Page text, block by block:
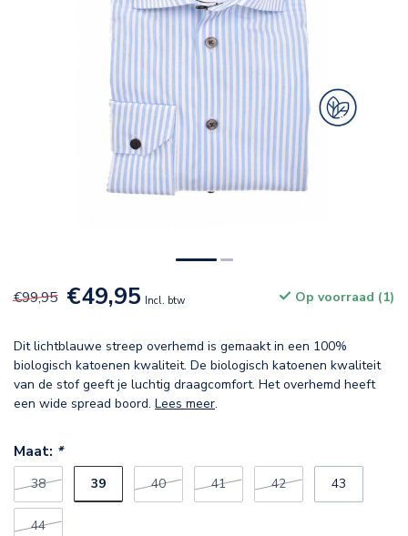
€99,95 €49,95 Incl. btw Op voorraad (1)
Dit lichtblauwe streep overhemd is gemaakt in een 100%
biologisch katoenen kwaliteit. De biologisch katoenen kwaliteit
van de stof geeft je luchtig draagcomfort. Het overhemd heeft
een wide spread boord. Lees meer.
Maat: *
38 39 40 41 42 43
44